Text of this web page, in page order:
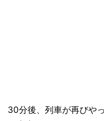
30分後、列車が再びや